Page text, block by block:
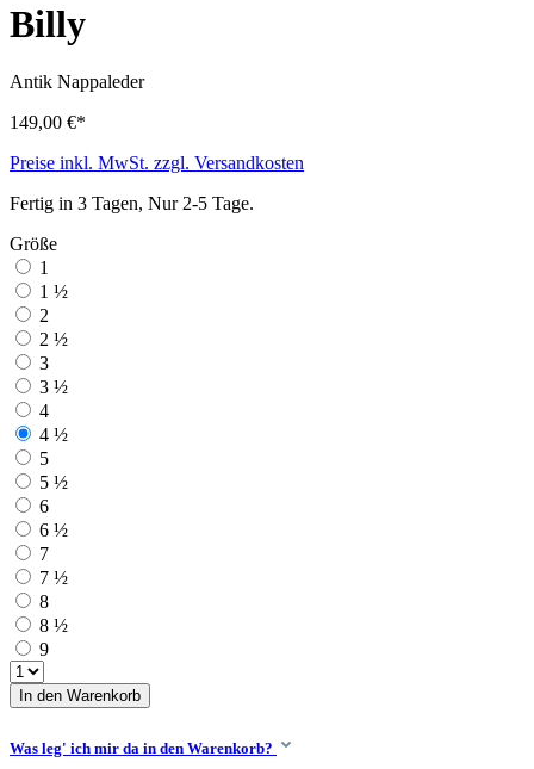
Billy
Antik Nappaleder
149,00 €*
Preise inkl. MwSt. zzgl. Versandkosten
Fertig in 3 Tagen, Nur 2-5 Tage.
Größe
1
1 ½
2
2 ½
3
3 ½
4
4 ½
5
5 ½
6
6 ½
7
7 ½
8
8 ½
9
In den Warenkorb
Was leg' ich mir da in den Warenkorb?